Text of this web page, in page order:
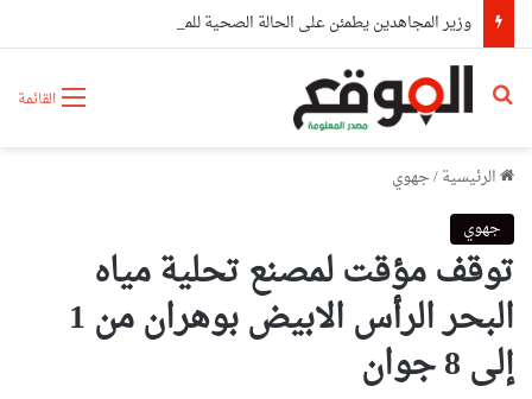
وزير المجاهدين يطمئن على الحالة الصحية للمجاهدة زهية خرف الله
القائمة بحث عن
الرئيسية/جهوي
جهوي
توقف مؤقت لمصنع تحلية مياه
البحر الرأس الابيض بوهران من 1
إلى 8 جوان